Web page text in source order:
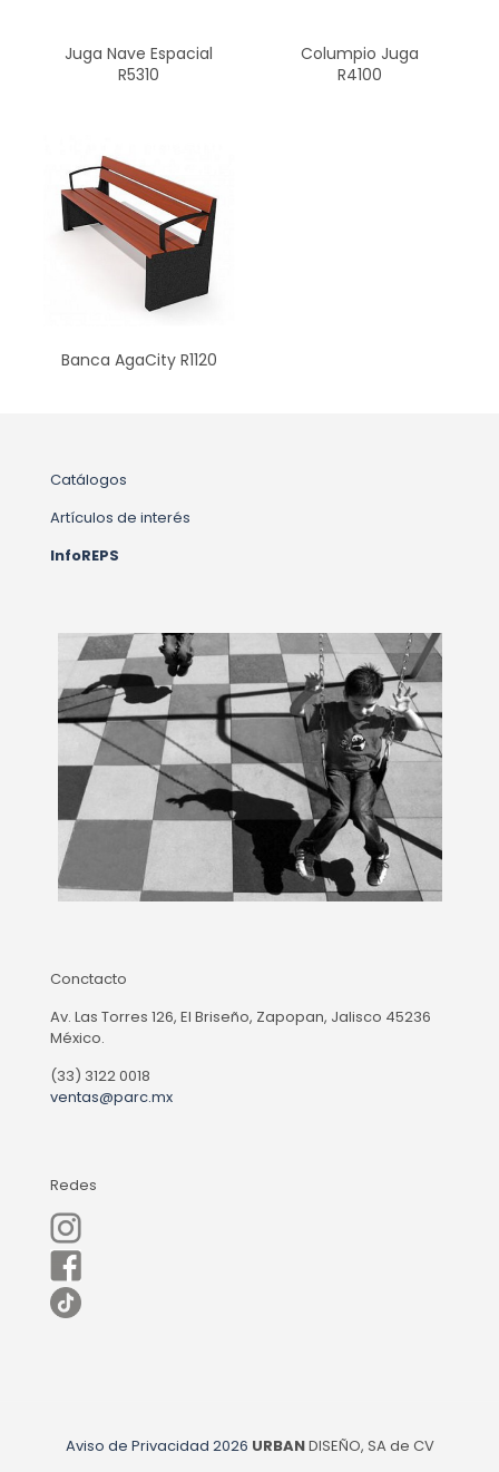
Juga Nave Espacial
R5310
Columpio Juga
R4100
Banca AgaCity R1120
Catálogos
Artículos de interés
InfoREPS
Conctacto
Av. Las Torres 126, El Briseño, Zapopan, Jalisco 45236
México.
(33) 3122 0018
ventas@parc.mx
Redes
Aviso de Privacidad 2026 URBANDISEÑO, SA de CV